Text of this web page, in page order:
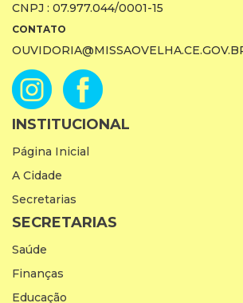
CNPJ : 07.977.044/0001-15
CONTATO
INSTITUCIONAL
Página Inicial
A Cidade
Secretarias
SECRETARIAS
Saúde
Finanças
Educação